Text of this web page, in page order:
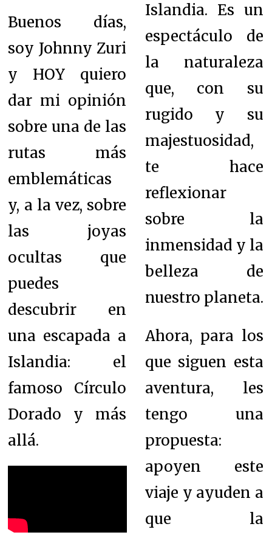
Buenos días,
soy Johnny Zuri
y HOY quiero
dar mi opinión
sobre una de las
rutas más
emblemáticas
y, a la vez, sobre
las joyas
ocultas que
puedes
descubrir en
una escapada a
Islandia: el
famoso Círculo
Dorado y más
allá.
Islandia. Es un
espectáculo de
la naturaleza
que, con su
rugido y su
majestuosidad,
te hace
reflexionar
sobre la
inmensidad y la
belleza de
nuestro planeta.
Ahora, para los
que siguen esta
aventura, les
tengo una
propuesta:
apoyen este
viaje y ayuden a
que la